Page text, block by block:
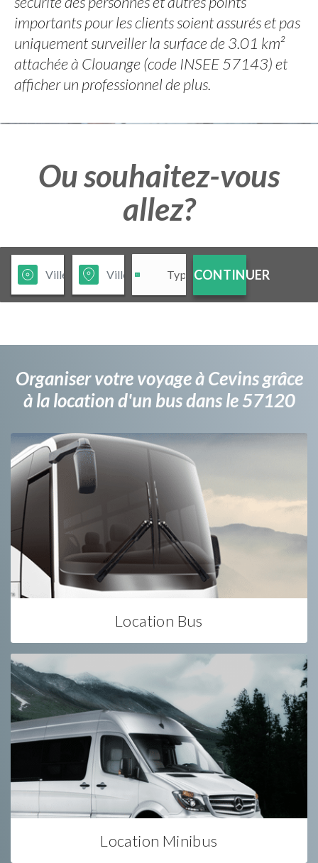
importants pour les clients soient assurés et pas
uniquement surveiller la surface de 3.01 km²
attachée à Clouange (code INSEE 57143) et
afficher un professionnel de plus.
Ou souhaitez-vous
allez?
CONTINUER
Organiser votre voyage à Cevins grâce
à la location d'un bus dans le 57120
Location Bus
Location Minibus